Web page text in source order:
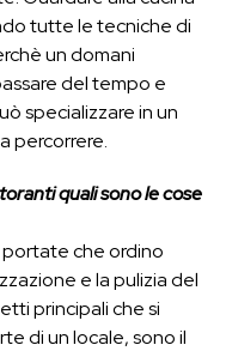
tutte le tecniche di
un domani
del tempo e
specializzare in un
percorrere.
quali sono le cose
che ordino
e la pulizia del
principali che si
di un locale, sono il